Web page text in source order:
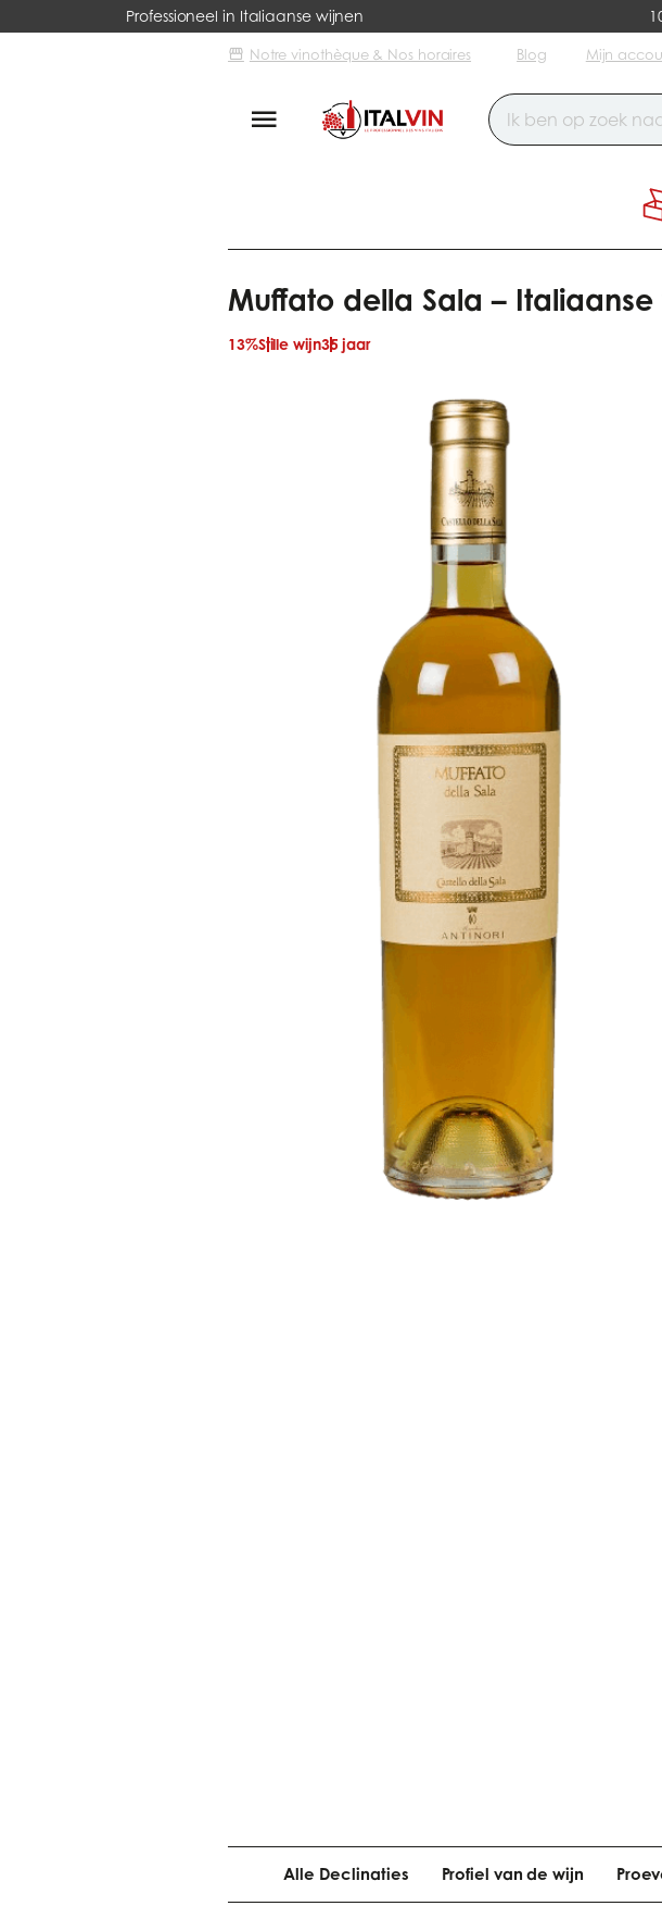
Professioneel in Italiaanse wijnen
Notre vinothèque & Nos horaires Blog Mijn
Muffato della Sala –
13%Stille wijn35 jaar
Alle Declinaties Profiel van de wijn